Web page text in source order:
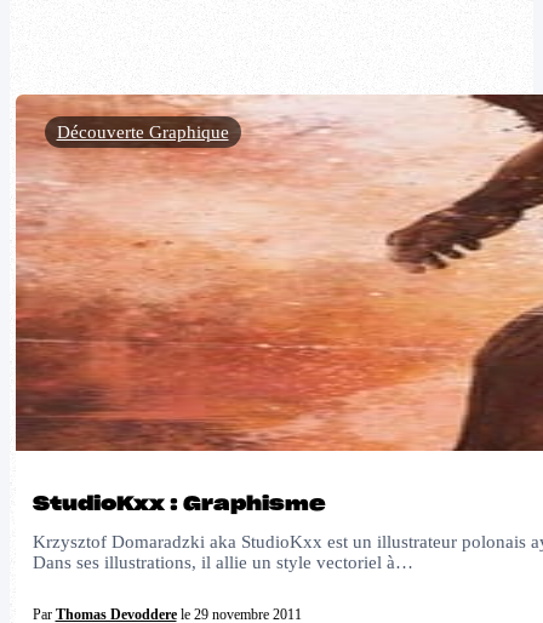
StudioKxx : Graphisme
Krzysztof Domaradzki aka StudioKxx est un illustrateur polonais
Dans ses illustrations, il allie un style vectoriel à…
Par Thomas Devodderele 29 novembre 2011
Découverte Graphique